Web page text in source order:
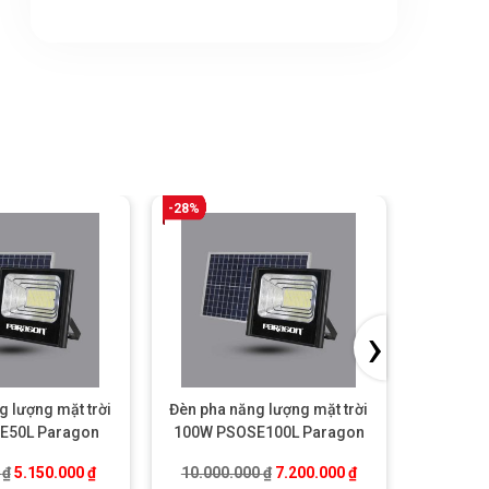
₫.
lượng mặt trời
Paragon
₫ Giá gốc là: 7.500.000 ₫.
5.150.000₫Giá hiện tại là: 5.150.000 ₫.
-28%
Đèn pha năng lượng mặt trời
100W PSOSE100L Paragon
10.000.000₫ Giá gốc là: 10.000.000 ₫.
7.200.000₫Giá hiện tại là:
›